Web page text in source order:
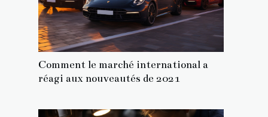
Comment le marché international a
réagi aux nouveautés de 2021